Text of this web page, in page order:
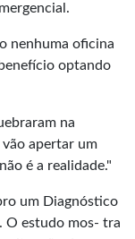
nenhuma oficina
optando
na
vão apertar um
é a realidade."
um Diagnóstico
O estudo mos- tra